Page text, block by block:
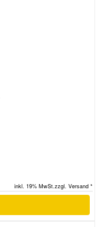
inkl. 19% MwSt.zzgl. Versand *